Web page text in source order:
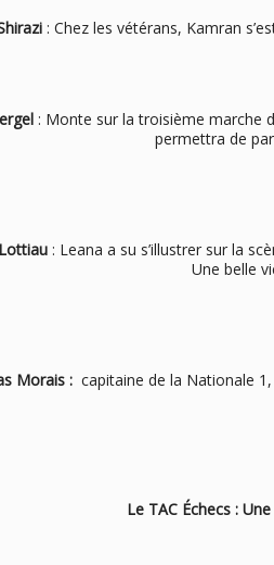
: Chez les vétérans, Kamran
: Monte sur la troisième marche
permettra de
: Leana a su s’illustrer sur la
Une belle
Morais : capitaine de la Nationale
Échecs : Une